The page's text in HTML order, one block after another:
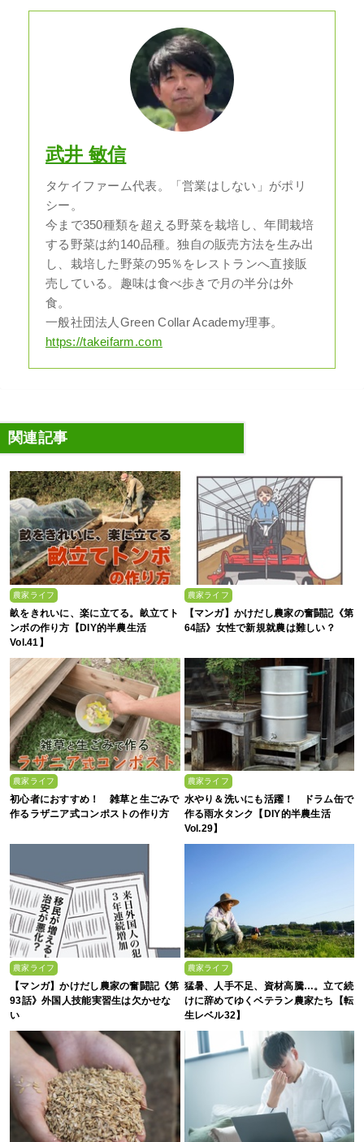
武井 敏信
タケイファーム代表。「営業はしない」がポリ
シー。
今まで350種類を超える野菜を栽培し、年間栽培
する野菜は約140品種。独自の販売方法を生み出
し、栽培した野菜の95％をレストランへ直接販
売している。趣味は食べ歩きで月の半分は外
食。
一般社団法人Green Collar Academy理事。
https://takeifarm.com
関連記事
農家ライフ
畝をきれいに、楽に立てる。畝立てト
ンボの作り方【DIY的半農生活
Vol.41】
農家ライフ
【マンガ】かけだし農家の奮闘記《第
64話》女性で新規就農は難しい？
農家ライフ
初心者におすすめ！ 雑草と生ごみで
作るラザニア式コンポストの作り方
農家ライフ
水やり＆洗いにも活躍！ ドラム缶で
作る雨水タンク【DIY的半農生活
Vol.29】
農家ライフ
【マンガ】かけだし農家の奮闘記《第
93話》外国人技能実習生は欠かせな
い
農家ライフ
猛暑、人手不足、資材高騰…。立て続
けに辞めてゆくベテラン農家たち【転
生レベル32】